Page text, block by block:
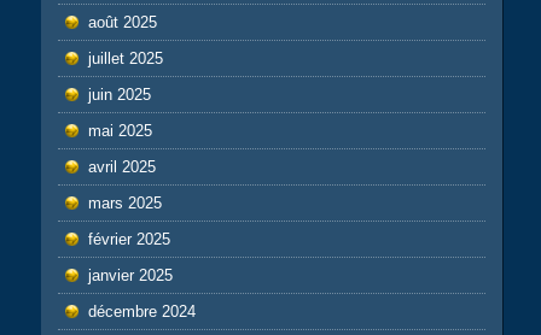
août 2025
juillet 2025
juin 2025
mai 2025
avril 2025
mars 2025
février 2025
janvier 2025
décembre 2024